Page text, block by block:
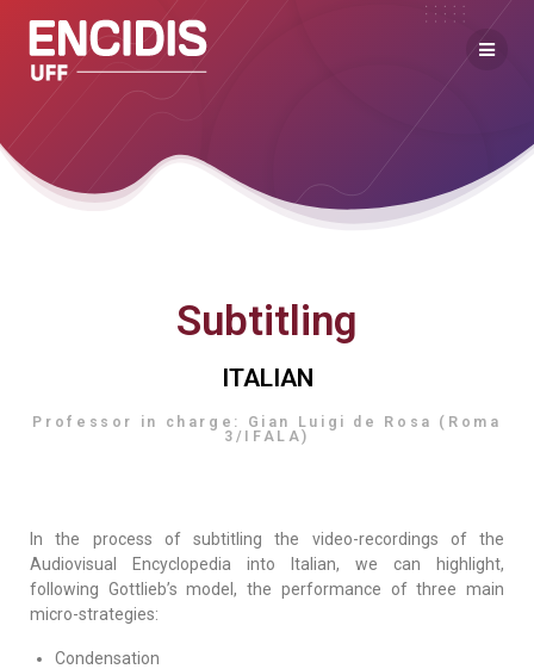
Subtitling
ITALIAN
Professor in charge: Gian Luigi de Rosa (Roma
3/IFALA)
In the process of subtitling the video-recordings of the
Audiovisual Encyclopedia into Italian, we can highlight,
following Gottlieb’s model, the performance of three main
micro-strategies:
Condensation